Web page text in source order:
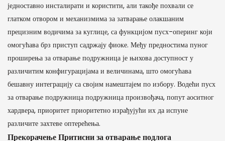
једноставно инсталирати и користити, али такође похвали се
глатком отвором и механизмима за затварање олакшаним
прецизним водичима за куглице, са функцијом пусх-оперинг који
омогућава брз приступ садржају фиоке. Међу предностима пуног
проширења за отварање подружница је њихова доступност у
различитим конфигурацијама и величинама, што омогућава
бешавну интеграцију са својим намештајем по избору. Водећи пусх
за отварање подружница подружница произвођача, попут аоситног
хардвера, приоритет приоритетно израђујући их да испуне
различите захтеве оптерећења.
Прекорачење Притисни за отварање подлога